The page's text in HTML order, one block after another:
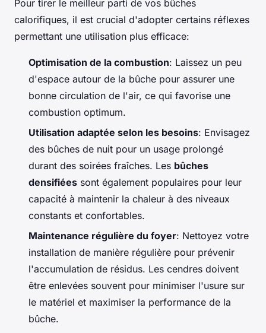
Pour tirer le meilleur parti de vos bûches
calorifiques, il est crucial d'adopter certains réflexes
permettant une utilisation plus efficace:
Optimisation de la combustion: Laissez un peu
d'espace autour de la bûche pour assurer une
bonne circulation de l'air, ce qui favorise une
combustion optimum.
Utilisation adaptée selon les besoins: Envisagez
des bûches de nuit pour un usage prolongé
durant des soirées fraîches. Les bûches
densifiées sont également populaires pour leur
capacité à maintenir la chaleur à des niveaux
constants et confortables.
Maintenance régulière du foyer: Nettoyez votre
installation de manière régulière pour prévenir
l'accumulation de résidus. Les cendres doivent
être enlevées souvent pour minimiser l'usure sur
le matériel et maximiser la performance de la
bûche.